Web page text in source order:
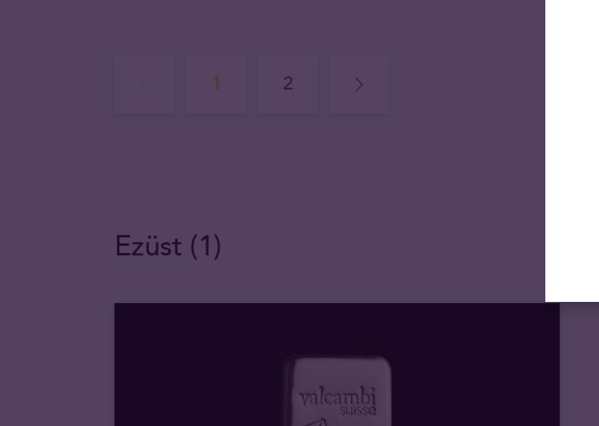
1 2
Ezüst (1)